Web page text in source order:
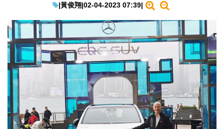
|黃俊翔|02-04-2023 07:39|